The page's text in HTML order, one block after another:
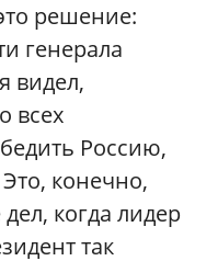
решение:
генерала
видел,
всех
Россию,
конечно,
когда лидер
так